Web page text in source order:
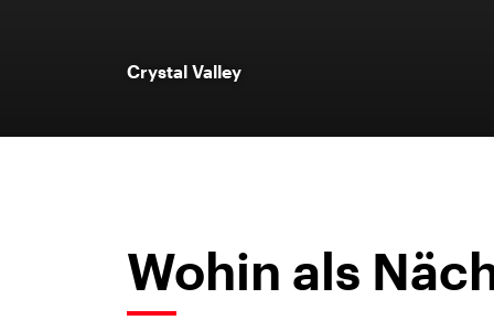
Crystal Valley
Wohin als